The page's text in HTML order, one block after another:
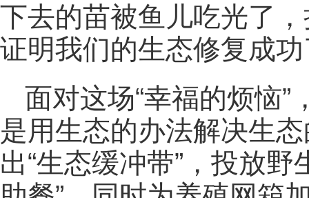
下去的苗被鱼儿吃光了
证明我们的生态修复成
面对这场“幸福的烦恼
是用生态的办法解决生
出“生态缓冲带”，投放